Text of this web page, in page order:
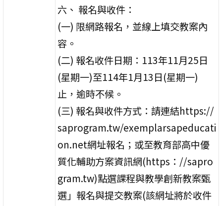
六、 報名與收件：
(一) 限網路報名，並線上填交教案內
容。
(二) 報名收件日期：113年11月25日
(星期一)至114年1月13日(星期一)
止，逾時不候。
(三) 報名與收件方式：請連結https://
saprogram.tw/exemplarsapeducati
on.net網址報名；或至教育部高中優
質化輔助方案資訊網(https：//sapro
gram.tw)點選課程與教學創新教案甄
選」報名與提交教案(該網址將於收件